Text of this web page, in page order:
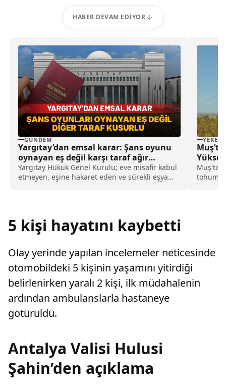
HABER DEVAM EDIYOR
GÜNDEM
Yargıtay’dan emsal karar: Şans oyunu
oynayan eş değil karşı taraf ağır
kusurlu sayıldı
Yargıtay Hukuk Genel Kurulu; eve misafir kabul
etmeyen, eşine hakaret eden ve sürekli eşya
YEREL
Muş'ta
tohumu
5 kişi hayatını kaybetti
Olay yerinde yapılan incelemeler neticesinde
otomobildeki 5 kişinin yaşamını yitirdiği
belirlenirken yaralı 2 kişi, ilk müdahalenin
ardından ambulanslarla hastaneye
götürüldü.
Antalya Valisi Hulusi
Şahin’den açıklama